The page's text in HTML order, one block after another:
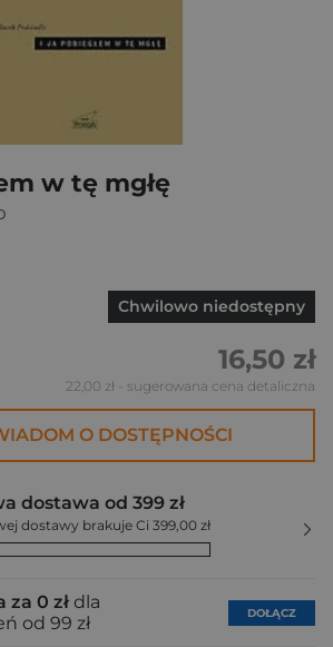
w tę mgłę
Chwilowo niedostępny
16,50 zł
22,00 zł - sugerowana cena detaliczna
O DOSTĘPNOŚCI
dostawa od 399 zł
dostawy brakuje Ci 399,00 zł
za 0 zł dla
od 99 zł
DOŁĄCZ